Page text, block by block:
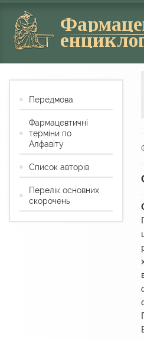
Передмова
Фармацевтичні
терміни по
Алфавіту
Список авторів
Перелік основних
скорочень